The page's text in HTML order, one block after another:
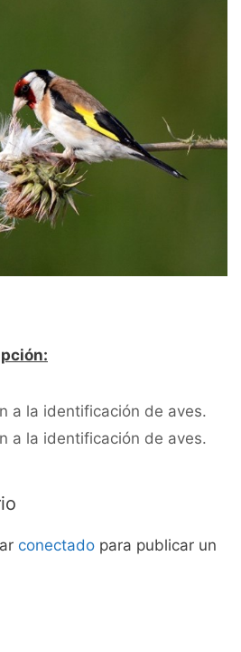
a la identificación de aves.
a la identificación de aves.
conectado para publicar un